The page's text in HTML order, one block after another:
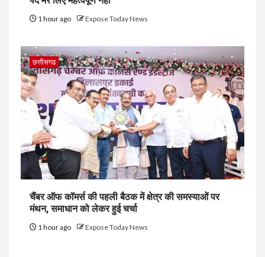
1 hour ago Expose Today News
छत्तीसगढ
चैंबर ऑफ कॉमर्स की पहली बैठक में क्षेत्र की समस्याओं पर
मंथन, समाधान को लेकर हुई चर्चा
1 hour ago Expose Today News